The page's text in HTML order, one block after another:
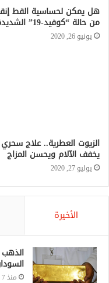
هل يمكن لحساسية القط
من حالة “كوفيد-19” الشديدة؟
يونيو 26, 2020
الزيوت العطرية.. علاج سحري
يخفف الآلام ويحسن المزاج
يوليو 27, 2020
الأخيرة
منذ 7 ساعات